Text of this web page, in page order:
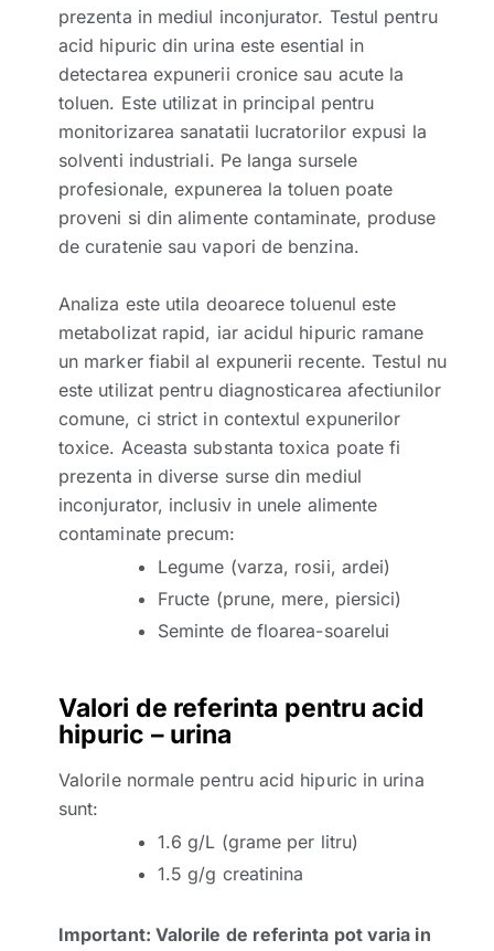
prezenta in mediul inconjurator. Testul pentru
acid hipuric din urina este esential in
detectarea expunerii cronice sau acute la
toluen. Este utilizat in principal pentru
monitorizarea sanatatii lucratorilor expusi la
solventi industriali. Pe langa sursele
profesionale, expunerea la toluen poate
proveni si din alimente contaminate, produse
de curatenie sau vapori de benzina.
Analiza este utila deoarece toluenul este
metabolizat rapid, iar acidul hipuric ramane
un marker fiabil al expunerii recente. Testul nu
este utilizat pentru diagnosticarea afectiunilor
comune, ci strict in contextul expunerilor
toxice. Aceasta substanta toxica poate fi
prezenta in diverse surse din mediul
inconjurator, inclusiv in unele alimente
contaminate precum:
Legume (varza, rosii, ardei)
Fructe (prune, mere, piersici)
Seminte de floarea-soarelui
Valori de referinta pentru acid
hipuric – urina
Valorile normale pentru acid hipuric in urina
sunt:
1.6 g/L (grame per litru)
1.5 g/g creatinina
Important: Valorile de referinta pot varia in